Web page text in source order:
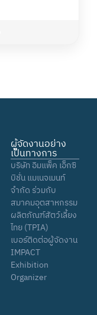
ผู้จัดงานอย่าง
เป็นทางการ
บริษัท อิมแพ็ค เอ็กซิ
บิชั่น แมเนจเมนท์
จำกัด ร่วมกับ
สมาคมอุตสาหกรรม
ผลิตภัณฑ์สัตว์เลี้ยง
ไทย (TPIA)
เบอร์ติดต่อผู้จัดงาน
IMPACT
Exhibition
Organizer